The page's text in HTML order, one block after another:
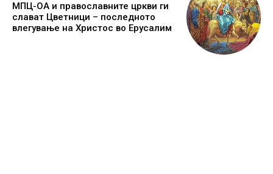
МПЦ-ОА и православните цркви ги
слават Цветници – последното
влегување на Христос во Ерусалим